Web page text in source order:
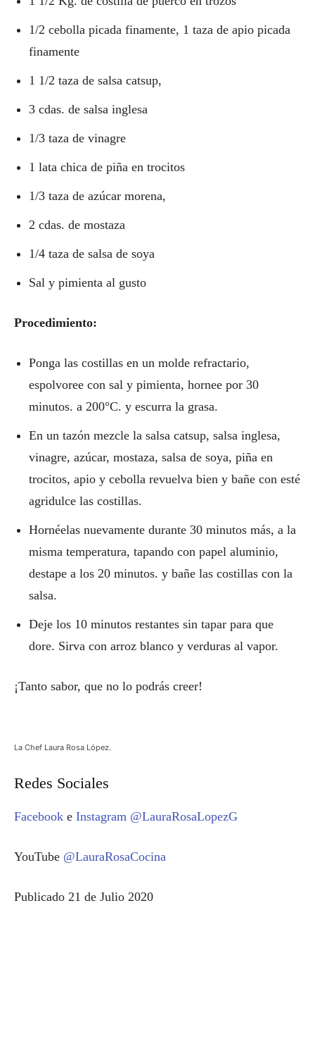
1/2 cebolla picada finamente, 1 taza de apio picada
finamente
1 1/2 taza de salsa catsup,
3 cdas. de salsa inglesa
1/3 taza de vinagre
1 lata chica de piña en trocitos
1/3 taza de azúcar morena,
2 cdas. de mostaza
1/4 taza de salsa de soya
Sal y pimienta al gusto
Procedimiento:
Ponga las costillas en un molde refractario,
espolvoree con sal y pimienta, hornee por 30
minutos. a 200°C. y escurra la grasa.
En un tazón mezcle la salsa catsup, salsa inglesa,
vinagre, azúcar, mostaza, salsa de soya, piña en
trocitos, apio y cebolla revuelva bien y bañe con esté
agridulce las costillas.
Hornéelas nuevamente durante 30 minutos más, a la
misma temperatura, tapando con papel aluminio,
destape a los 20 minutos. y bañe las costillas con la
salsa.
Deje los 10 minutos restantes sin tapar para que
dore. Sirva con arroz blanco y verduras al vapor.
¡Tanto sabor, que no lo podrás creer!
La Chef Laura Rosa López.
Redes Sociales
Facebook e Instagram @LauraRosaLopezG
YouTube @LauraRosaCocina
Publicado 21 de Julio 2020